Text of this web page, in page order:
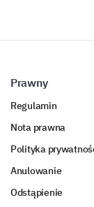
Prawny
Regulamin
Nota prawna
Polityka
Anulowanie
Odstąpienie